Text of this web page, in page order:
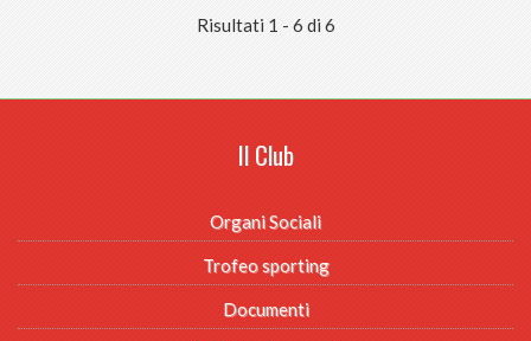
Risultati 1 - 6 di 6
Il Club
Organi Sociali
Trofeo sporting
Documenti